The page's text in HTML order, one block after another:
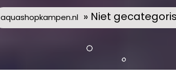
aquashopkampen.nl » Niet